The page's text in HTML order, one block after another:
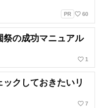
PR favorite_border 60
祭の成功マニュアル
favorite_border 1
クしておきたいリ
favorite_border 7